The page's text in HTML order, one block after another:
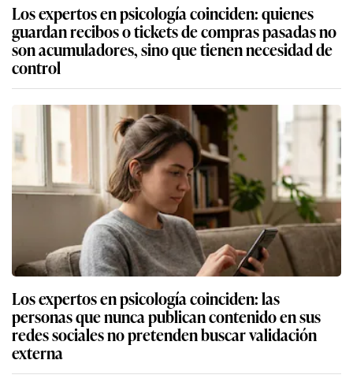
Los expertos en psicología coinciden: quienes
guardan recibos o tickets de compras pasadas no
son acumuladores, sino que tienen necesidad de
control
Los expertos en psicología coinciden: las
personas que nunca publican contenido en sus
redes sociales no pretenden buscar validación
externa